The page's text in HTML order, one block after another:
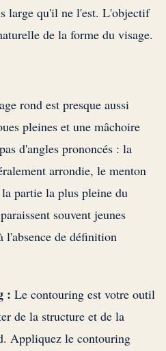
large qu'il ne l'est. L'objectif
de la forme du visage.
rond est presque aussi
pleines et une mâchoire
d'angles prononcés : la
arrondie, le menton
partie la plus pleine du
souvent jeunes
l'absence de définition
: Le contouring est votre outil
de la structure et de la
Appliquez le contouring